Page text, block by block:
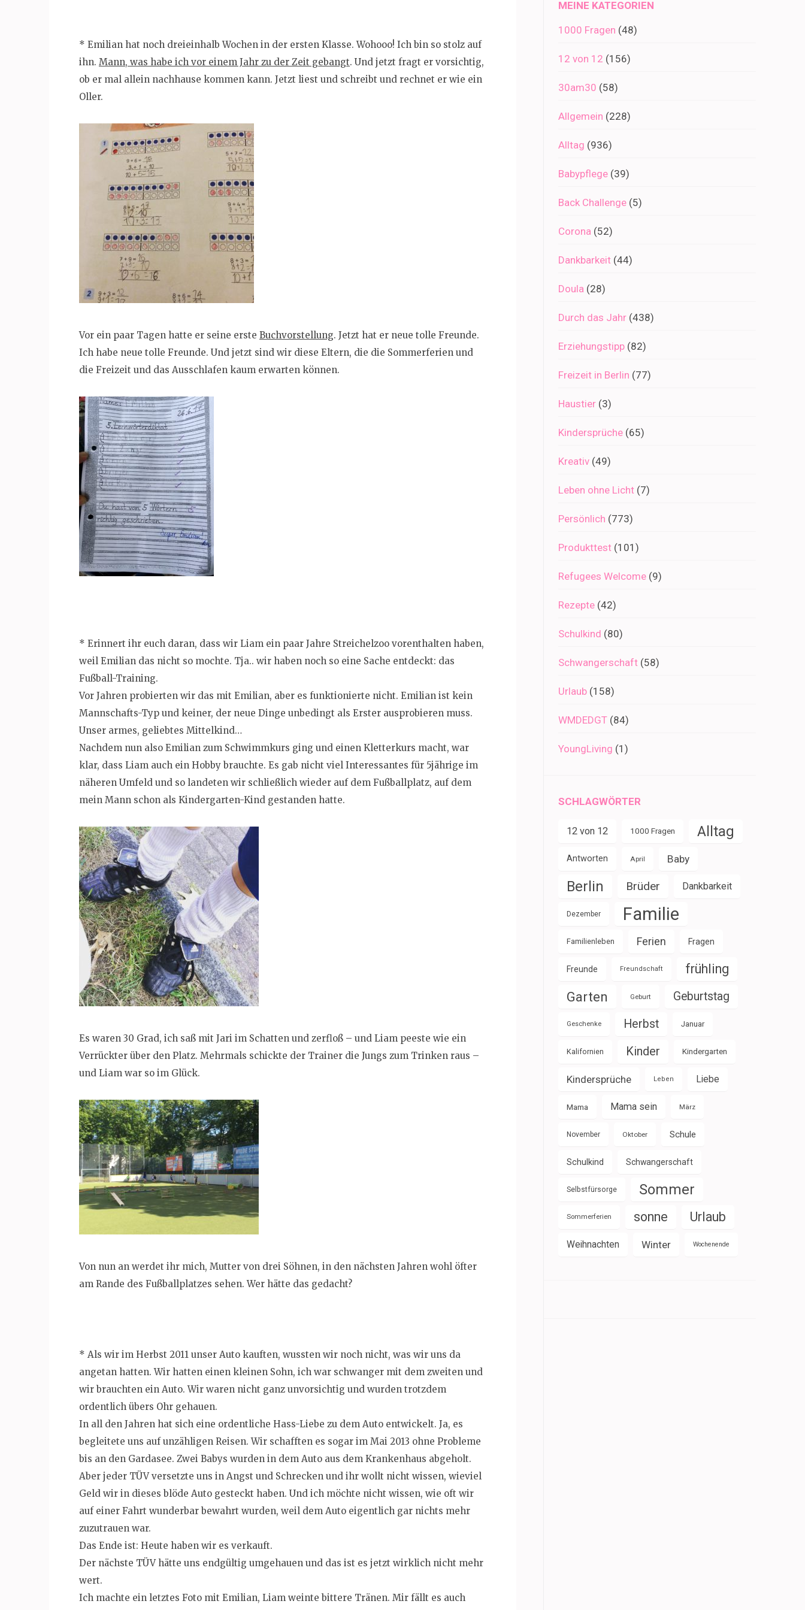
* Emilian hat noch dreieinhalb Wochen in der ersten Klasse. Wohooo! Ich bin so stolz auf
ihn. Mann, was habe ich vor einem Jahr zu der Zeit gebangt. Und jetzt fragt er vorsichtig,
ob er mal allein nachhause kommen kann. Jetzt liest und schreibt und rechnet er wie ein
Oller.
Vor ein paar Tagen hatte er seine erste Buchvorstellung. Jetzt hat er neue tolle Freunde.
Ich habe neue tolle Freunde. Und jetzt sind wir diese Eltern, die die Sommerferien und
die Freizeit und das Ausschlafen kaum erwarten können.
* Erinnert ihr euch daran, dass wir Liam ein paar Jahre Streichelzoo vorenthalten haben,
weil Emilian das nicht so mochte. Tja.. wir haben noch so eine Sache entdeckt: das
Fußball-Training.
Vor Jahren probierten wir das mit Emilian, aber es funktionierte nicht. Emilian ist kein
Mannschafts-Typ und keiner, der neue Dinge unbedingt als Erster ausprobieren muss.
Unser armes, geliebtes Mittelkind…
Nachdem nun also Emilian zum Schwimmkurs ging und einen Kletterkurs macht, war
klar, dass Liam auch ein Hobby brauchte. Es gab nicht viel Interessantes für 5jährige im
näheren Umfeld und so landeten wir schließlich wieder auf dem Fußballplatz, auf dem
mein Mann schon als Kindergarten-Kind gestanden hatte.
Es waren 30 Grad, ich saß mit Jari im Schatten und zerfloß – und Liam peeste wie ein
Verrückter über den Platz. Mehrmals schickte der Trainer die Jungs zum Trinken raus –
und Liam war so im Glück.
Von nun an werdet ihr mich, Mutter von drei Söhnen, in den nächsten Jahren wohl öfter
am Rande des Fußballplatzes sehen. Wer hätte das gedacht?
* Als wir im Herbst 2011 unser Auto kauften, wussten wir noch nicht, was wir uns da
angetan hatten. Wir hatten einen kleinen Sohn, ich war schwanger mit dem zweiten und
wir brauchten ein Auto. Wir waren nicht ganz unvorsichtig und wurden trotzdem
ordentlich übers Ohr gehauen.
In all den Jahren hat sich eine ordentliche Hass-Liebe zu dem Auto entwickelt. Ja, es
begleitete uns auf unzähligen Reisen. Wir schafften es sogar im Mai 2013 ohne Probleme
bis an den Gardasee. Zwei Babys wurden in dem Auto aus dem Krankenhaus abgeholt.
Aber jeder TÜV versetzte uns in Angst und Schrecken und ihr wollt nicht wissen, wieviel
Geld wir in dieses blöde Auto gesteckt haben. Und ich möchte nicht wissen, wie oft wir
auf einer Fahrt wunderbar bewahrt wurden, weil dem Auto eigentlich gar nichts mehr
zuzutrauen war.
Das Ende ist: Heute haben wir es verkauft.
Der nächste TÜV hätte uns endgültig umgehauen und das ist es jetzt wirklich nicht mehr
wert.
Ich machte ein letztes Foto mit Emilian, Liam weinte bittere Tränen. Mir fällt es auch
MEINE KATEGORIEN
1000 Fragen (48)
12 von 12 (156)
30am30 (58)
Allgemein (228)
Alltag (936)
Babypflege (39)
Back Challenge (5)
Corona (52)
Dankbarkeit (44)
Doula (28)
Durch das Jahr (438)
Erziehungstipp (82)
Freizeit in Berlin (77)
Haustier (3)
Kindersprüche (65)
Kreativ (49)
Leben ohne Licht (7)
Persönlich (773)
Produkttest (101)
Refugees Welcome (9)
Rezepte (42)
Schulkind (80)
Schwangerschaft (58)
Urlaub (158)
WMDEDGT (84)
YoungLiving (1)
SCHLAGWÖRTER
12 von 12 1000 Fragen Alltag
Antworten April Baby
Berlin Brüder Dankbarkeit
Dezember Familie
Familienleben Ferien Fragen
Freunde Freundschaft frühling
Garten Geburt Geburtstag
Geschenke Herbst Januar
Kalifornien Kinder Kindergarten
Kindersprüche Leben Liebe
Mama Mama sein März
November Oktober Schule
Schulkind Schwangerschaft
Selbstfürsorge Sommer
Sommerferien sonne Urlaub
Weihnachten Winter Wochenende